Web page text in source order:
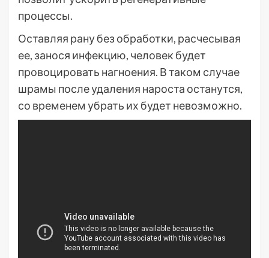
процессы.
Оставляя рану без обработки, расчесывая
ее, занося инфекцию, человек будет
провоцировать нагноения. В таком случае
шрамы после удаления нароста останутся,
со временем убрать их будет невозможно.